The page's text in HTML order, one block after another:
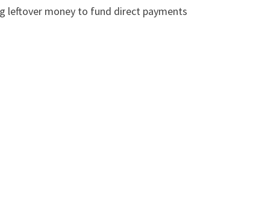
leftover money to fund direct payments